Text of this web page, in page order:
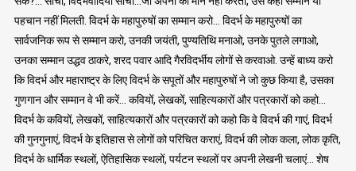
पहचान नहीं मिलती. विदर्भ के महापुरुषों का सम्मान करो… विदर्भ के महापुरुषों का
सार्वजनिक रूप से सम्मान करो, उनकी जयंती, पुण्यतिथि मनाओ, उनके पुतले लगाओ,
उनका सम्मान उद्धव ठाकरे, शरद पवार आदि गैरविदर्भीय लोगों से करवाओ. उन्हें बाध्य करो
कि विदर्भ और महाराष्ट्र के लिए विदर्भ के सपूतों और महापुरुषों ने जो कुछ किया है, उसका
गुणगान और सम्मान वे भी करें… कवियों, लेखकों, साहित्यकारों और पत्रकारों को कहो…
विदर्भ के कवियों, लेखकों, साहित्यकारों और पत्रकारों को कहो कि वे विदर्भ की गाएं, विदर्भ
की गुनगुनाएं, विदर्भ के इतिहास से लोगों को परिचित कराएं, विदर्भ की लोक कला, लोक कृति,
विदर्भ के धार्मिक स्थलों, ऐतिहासिक स्थलों, पर्यटन स्थलों पर अपनी लेखनी चलाएं… शेष